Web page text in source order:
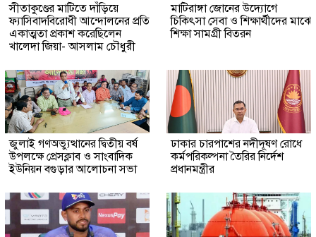
সীতাকুণ্ডের মাটিতে দাঁড়িয়ে
ফ্যাসিবাদবিরোধী আন্দোলনের প্রতি
একাত্মতা প্রকাশ করেছিলেন
খালেদা জিয়া- আসলাম চৌধুরী
মাটিরাঙ্গা জোনের উদ্যোগে
চিকিৎসা সেবা ও শিক্ষার্থীদের মাঝে
শিক্ষা সামগ্রী বিতরন
জুলাই গণঅভ্যুত্থানের দ্বিতীয় বর্ষ
উপলক্ষে প্রেসক্লাব ও সাংবাদিক
ইউনিয়ন বগুড়ার আলোচনা সভা
ঢাকার চারপাশের নদীদূষণ রোধে
কর্মপরিকল্পনা তৈরির নির্দেশ
প্রধানমন্ত্রীর